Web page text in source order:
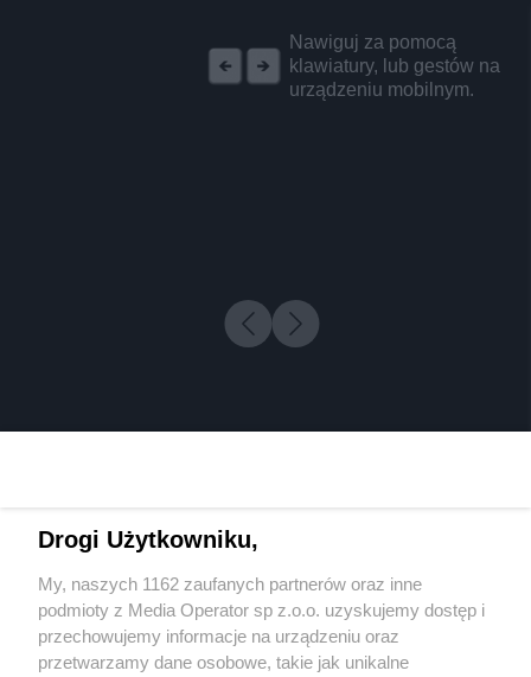
Nawiguj za pomocą
klawiatury, lub gestów na
urządzeniu mobilnym.
Wydawca mediów lokalnych
Drogi Użytkowniku,
My, naszych 1162 zaufanych partnerów oraz inne
podmioty z Media Operator sp z.o.o. uzyskujemy dostęp i
przechowujemy informacje na urządzeniu oraz
przetwarzamy dane osobowe, takie jak unikalne